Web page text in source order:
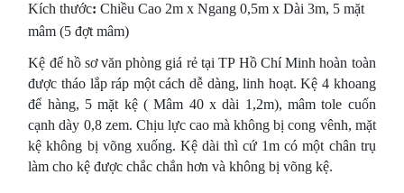
Kích thước:Chiều Cao 2m x Ngang 0,5m x Dài 3m, 5 mặt
mâm (5 đợt mâm)
Kệ để hồ sơ văn phòng giá rẻ tại TP Hồ Chí Minh hoàn toàn
được tháo lắp ráp một cách dễ dàng, linh hoạt. Kệ 4 khoang
để hàng, 5 mặt kệ ( Mâm 40 x dài 1,2m), mâm tole cuốn
cạnh dày 0,8 zem. Chịu lực cao mà không bị cong vênh, mặt
kệ không bị võng xuống. Kệ dài thì cứ 1m có một chân trụ
làm cho kệ được chắc chắn hơn và không bị võng kệ.